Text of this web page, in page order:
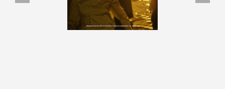
Ministerio del Tiempo